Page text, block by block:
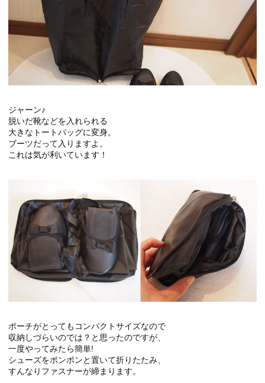
ジャーン♪
脱いだ靴などを入れられる
大きなトートバッグに変身。
ブーツだって入りますよ。
これは気が利いています！
ポーチがとってもコンパクトサイズなので
収納しづらいのでは？と思ったのですが、
一度やってみたら簡単!
シューズをポンポンと置いて折りたたみ、
すんなりファスナーが締まります。